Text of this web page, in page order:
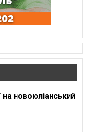
новоюліанський